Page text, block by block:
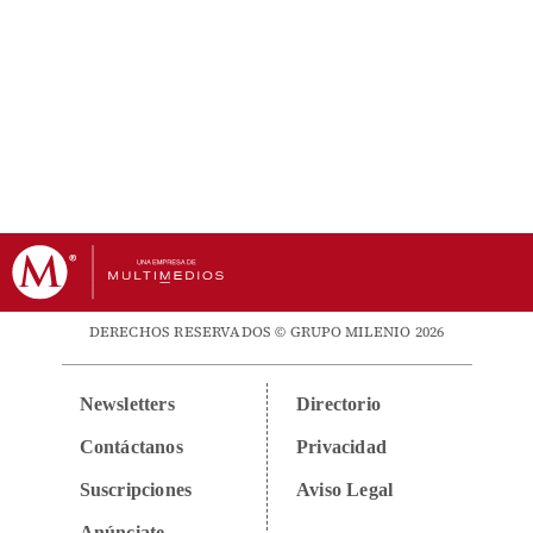
DERECHOS RESERVADOS © GRUPO MILENIO 2026
Newsletters
Contáctanos
Suscripciones
Directorio
Privacidad
Aviso Legal